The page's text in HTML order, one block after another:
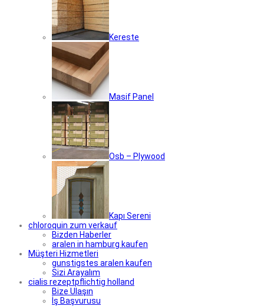
Kereste
Masif Panel
Osb – Plywood
Kapı Sereni
chloroquin zum verkauf
Bizden Haberler
aralen in hamburg kaufen
Müşteri Hizmetleri
gunstigstes aralen kaufen
Sizi Arayalım
cialis rezeptpflichtig holland
Bize Ulaşın
İş Başvurusu